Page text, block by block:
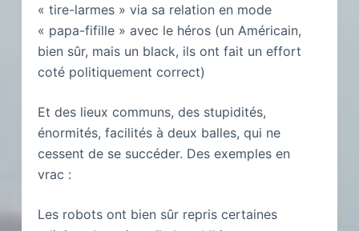
« tire-larmes » via sa relation en mode
« papa-fifille » avec le héros (un Américain,
bien sûr, mais un black, ils ont fait un effort
coté politiquement correct)
Et des lieux communs, des stupidités,
énormités, facilités à deux balles, qui ne
cessent de se succéder. Des exemples en
vrac :
Les robots ont bien sûr repris certaines